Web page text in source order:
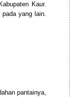
Kaur.
yang lain.
pantainya,